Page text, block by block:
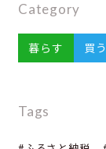
Category
暮らす 買う
Tags